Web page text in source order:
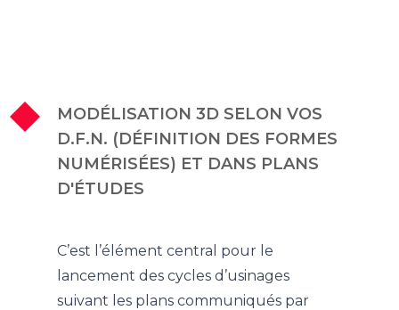
MODÉLISATION 3D SELON VOS
D.F.N. (DÉFINITION DES FORMES
NUMÉRISÉES) ET DANS PLANS
D'ÉTUDES
C’est l’élément central pour le
lancement des cycles d’usinages
suivant les plans communiqués par